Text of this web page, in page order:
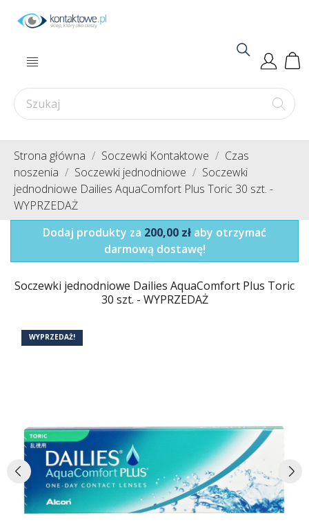
Strona główna Soczewki Kontaktowe
Czas
noszenia
Soczewki jednodniowe
Soczewki
jednodniowe Dailies AquaComfort Plus Toric 30 szt. -
WYPRZEDAŻ
Dodaj produkty za 200,00 zł aby otrzymać
darmową dostawę!
Soczewki jednodniowe Dailies AquaComfort Plus Toric
30 szt. - WYPRZEDAŻ
WYPRZEDAŻ!